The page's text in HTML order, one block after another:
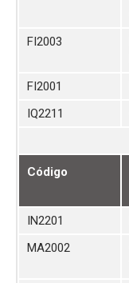
FI2003
FI2001
IQ2211
Código
IN2201
MA2002